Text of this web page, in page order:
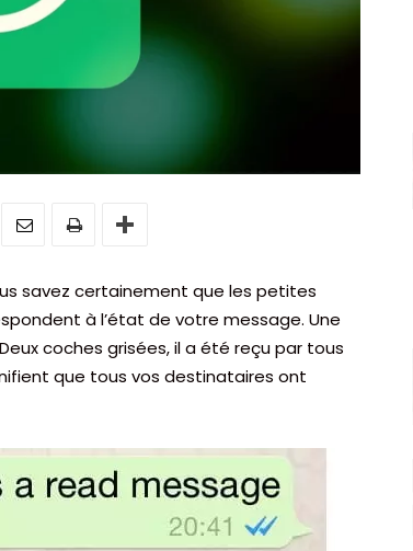
savez certainement que les petites
à l’état de votre message. Une
coches grisées, il a été reçu par tous
que tous vos destinataires ont